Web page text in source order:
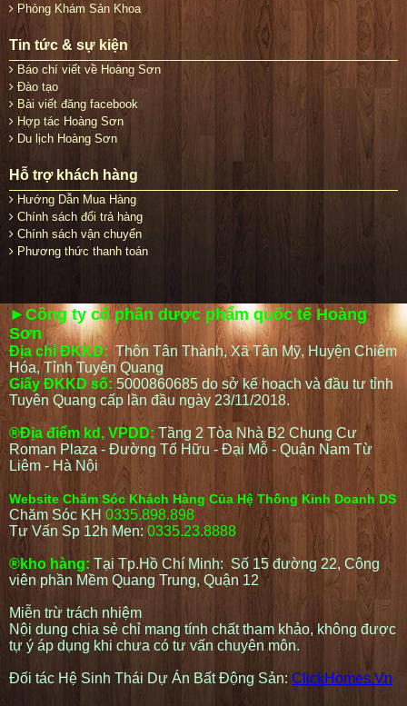
Phòng Khám Sản Khoa
Tin tức & sự kiện
Báo chí viết về Hoàng Sơn
Đào tạo
Bài viết đăng facebook
Hợp tác Hoàng Sơn
Du lịch Hoàng Sơn
Hỗ trợ khách hàng
Hướng Dẫn Mua Hàng
Chính sách đổi trả hàng
Chính sách vận chuyển
Phương thức thanh toán
►Công ty cổ phần dược phẩm quốc tế Hoàng
Sơn
Địa chỉ ĐKKD: Thôn Tân Thành, Xã Tân Mỹ, Huyện Chiêm
Hóa, Tỉnh Tuyên Quang
Giấy ĐKKD số: 5000860685 do sở kế hoạch và đầu tư tỉnh
Tuyên Quang cấp lần đầu ngày 23/11/2018.
®Địa điểm kd, VPDD: Tầng 2 Tòa Nhà B2 Chung Cư
Roman Plaza - Đường Tố Hữu - Đại Mỗ - Quận Nam Từ
Liêm - Hà Nội
Website Chăm Sóc Khách Hàng Của Hệ Thống Kinh Doanh DS
Chăm Sóc KH 0335.898.898
Tư Vấn Sp 12h Men:0335.23.8888
®kho hàng: Tại Tp.Hồ Chí Minh: Số 15 đường 22, Công
viên phần Mềm Quang Trung, Quận 12
Miễn trừ trách nhiệm
Nội dung chia sẻ chỉ mang tính chất tham khảo, không được
tự ý áp dụng khi chưa có tư vấn chuyên môn.
Đối tác Hệ Sinh Thái Dự Án Bất Động Sản: ClickHomes.Vn